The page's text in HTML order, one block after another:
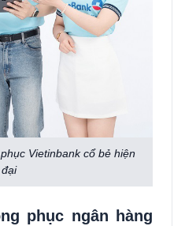
Vietinbank cổ bẻ hiện
đại
phục ngân hàng